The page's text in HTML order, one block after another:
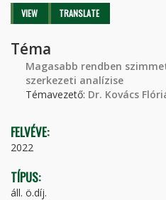
Primary tabs
VIEW (ACTIVETRANSLATE
Téma
Magasabb rendben
szerkezeti analízise
Témavezető: Dr. Kovács
FELVÉVE:
2022
TÍPUS:
áll. ö.díj.